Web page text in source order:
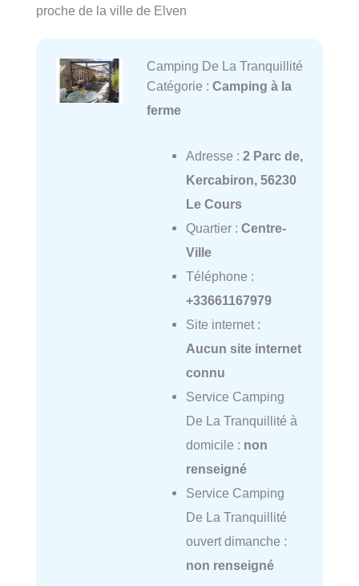
proche de la ville de Elven
Camping De La Tranquillité
Catégorie : Camping à la
ferme
Adresse : 2 Parc de,
Kercabiron, 56230
Le Cours
Quartier : Centre-
Ville
Téléphone :
+33661167979
Site internet :
Aucun site internet
connu
Service Camping
De La Tranquillité à
domicile : non
renseigné
Service Camping
De La Tranquillité
ouvert dimanche :
non renseigné